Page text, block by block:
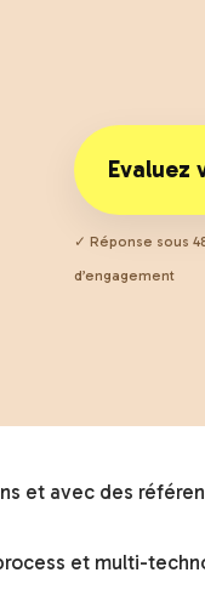
Evaluez
✓ Réponse sous
d’engagement
et avec des
et multi-